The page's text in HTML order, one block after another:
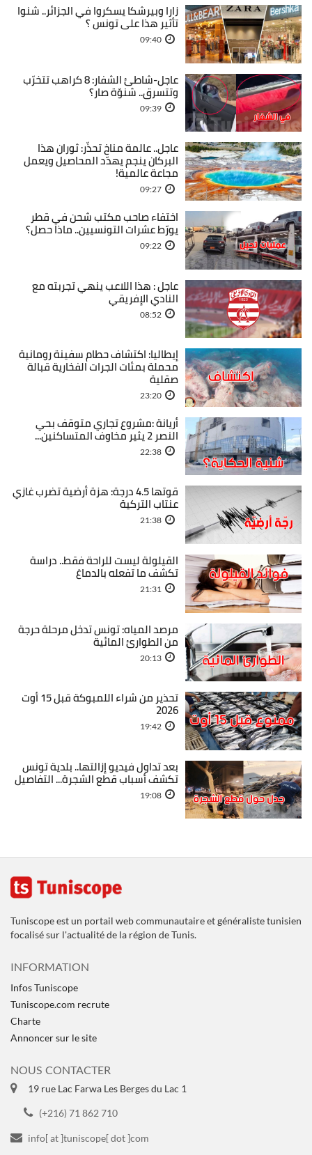
زارا وبيرشكا يسكروا في الجزائر.. شنوا
تأثير هذا على تونس ؟
09:40
عاجل-شاطئ الشفار: 8 كراهب تتخرّب
وتتسرق.. شنوّة صار؟
09:39
عاجل.. عالمة مناخ تحذّر: ثوران هذا
البركان ينجم يهدّد المحاصيل ويعمل
مجاعة عالمية!
09:27
اختفاء صاحب مكتب شحن في قطر
يورّط عشرات التونسيين.. ماذا حصل؟
09:22
عاجل : هذا اللاعب ينهي تجربته مع
النادي الإفريقي
08:52
إيطاليا: اكتشاف حطام سفينة رومانية
محملة بمئات الجرات الفخارية قبالة
صقلية
23:20
أريانة :مشروع تجاري متوقف بحي
النصر 2 يثير مخاوف المتساكنين...
22:38
قوتها 4.5 درجة: هزة أرضية تضرب غازي
عنتاب التركية
21:38
القيلولة ليست للراحة فقط.. دراسة
تكشف ما تفعله بالدماغ
21:31
مرصد المياه: تونس تدخل مرحلة حرجة
من الطوارئ المائية
20:13
تحذير من شراء اللمبوكة قبل 15 أوت
2026
19:42
بعد تداول فيديو إزالتها.. بلدية تونس
تكشف أسباب قطع الشجرة... التفاصيل
19:08
Tuniscope est un portail web communautaire et généraliste tunisien
focalisé sur l'actualité de la région de Tunis.
INFORMATION
Infos Tuniscope
Tuniscope.com recrute
Charte
Annoncer sur le site
NOUS CONTACTER
19 rue Lac Farwa Les Berges du Lac 1
(+216) 71 862 710
info[ at ]tuniscope[ dot ]com